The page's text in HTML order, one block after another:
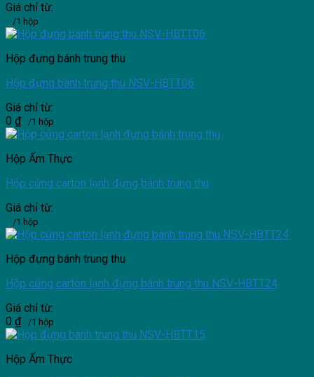
Giá chỉ từ:
/1 hộp
Hộp đựng bánh trung thu
Hộp đựng bánh trung thu NSV-HBTT06
Giá chỉ từ:
0 ₫ /1 hộp
Hộp Ẩm Thực
Hộp cứng carton lạnh đựng bánh trung thu
Giá chỉ từ:
/1 hộp
Hộp đựng bánh trung thu
Hộp cứng carton lạnh đựng bánh trung thu NSV-HBTT24
Giá chỉ từ:
0 ₫ /1 hộp
Hộp Ẩm Thực